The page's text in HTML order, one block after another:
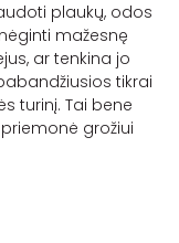
plaukų, odos
mažesnę
ar tenkina jo
tikrai
turinį. Tai bene
grožiui